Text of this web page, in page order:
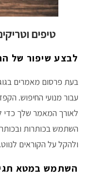
טיפים
לבצע שיפור של
בעת פרסום מאמרים
עבור מנועי החיפוש.
לאורך המאמר שלך כדי
השתמש בכותרות
ולהקל על הקוראים לנווט.
השתמש במטא